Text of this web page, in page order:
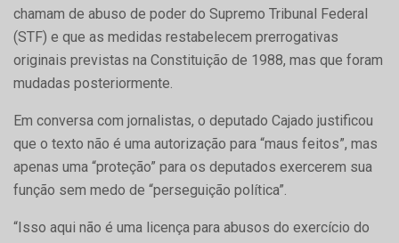
chamam de abuso de poder do Supremo Tribunal Federal
(STF) e que as medidas restabelecem prerrogativas
originais previstas na Constituição de 1988, mas que foram
mudadas posteriormente.
Em conversa com jornalistas, o deputado Cajado justificou
que o texto não é uma autorização para “maus feitos”, mas
apenas uma “proteção” para os deputados exercerem sua
função sem medo de “perseguição política”.
“Isso aqui não é uma licença para abusos do exercício do